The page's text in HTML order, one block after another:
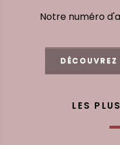
Notre numéro
LES